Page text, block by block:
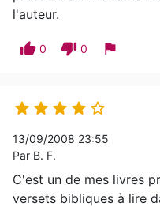
l'auteur.
thumb_up 0 thumb_down 0 flag
    
13/09/2008 23:55
Par B. F.
C'est un de mes livres
versets bibliques à lire